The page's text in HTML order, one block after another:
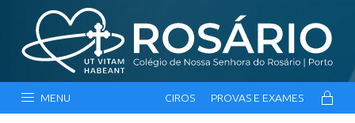
MENU CIROS PROVAS E EXAMES